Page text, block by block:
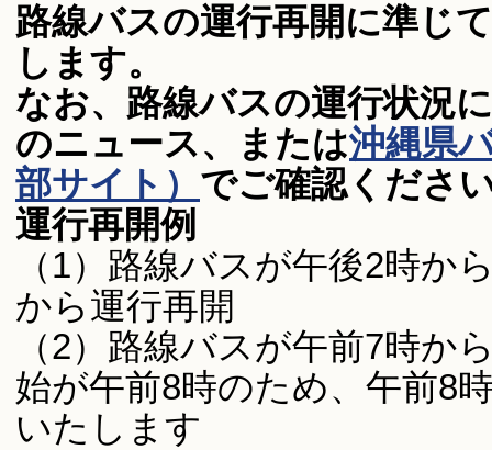
路線バスの運行再開に準じ
します。
なお、路線バスの運行状況
のニュース、または沖縄県
部サイト） でご確認くださ
運行再開例
（1）路線バスが午後2時
から運行再開
（2）路線バスが午前7時
始が午前8時のため、午前8
いたします